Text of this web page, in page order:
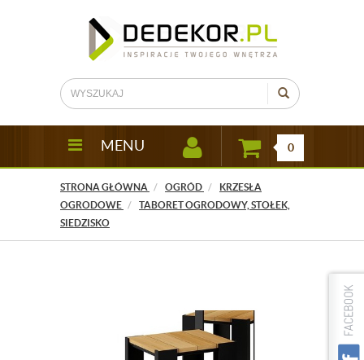
MENU 0
STRONA GŁÓWNA OGRÓD
KRZESŁA
OGRODOWE
TABORET OGRODOWY, STOŁEK,
SIEDZISKO